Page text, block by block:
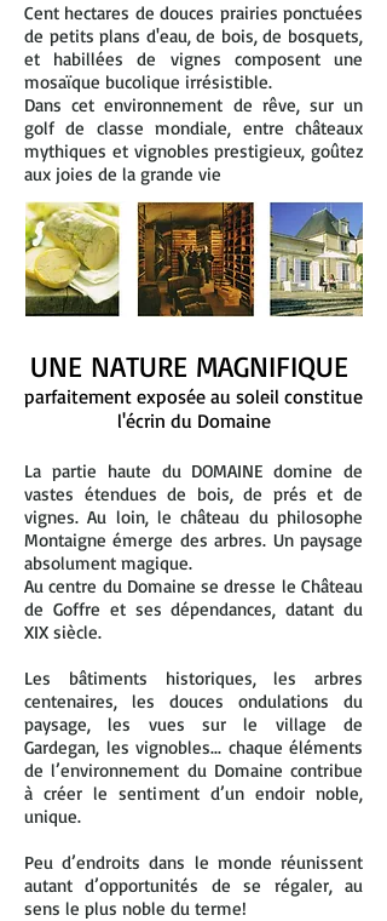
Cent hectares de douces prairies ponctuées
de petits plans d'eau, de bois, de bosquets,
et habillées de vignes composent une
mosaïque bucolique irrésistible.
Dans cet environnement de rêve, sur un
golf de classe mondiale, entre châteaux
mythiques et vignobles prestigieux, goûtez
aux joies de la grande vie
UNE NATURE MAGNIFIQUE
parfaitement exposée au soleil constitue
l'écrin du Domaine
La partie haute du DOMAINE domine de
vastes étendues de bois, de prés et de
vignes. Au loin, le château du philosophe
Montaigne émerge des arbres. Un paysage
absolument magique.
Au centre du Domaine se dresse le Château
de Goffre et ses dépendances, datant du
XIX siècle.
Les bâtiments historiques, les arbres
centenaires, les douces ondulations du
paysage, les vues sur le village de
Gardegan, les vignobles... chaque éléments
de l’environnement du Domaine contribue
à créer le sentiment d’un endoir noble,
unique.
Peu d’endroits dans le monde réunissent
autant d’opportunités de se régaler, au
sens le plus noble du terme!